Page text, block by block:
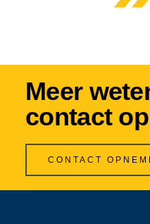
Meer
contact op
CONTACT